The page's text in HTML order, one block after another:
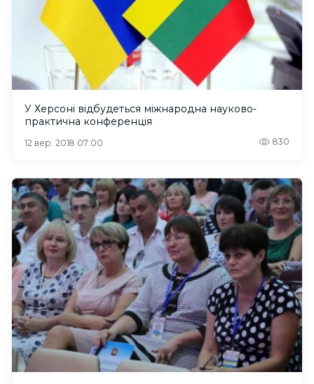
У Херсоні відбудеться міжнародна науково-
практична конференція
12 вер. 2018 07:00 830